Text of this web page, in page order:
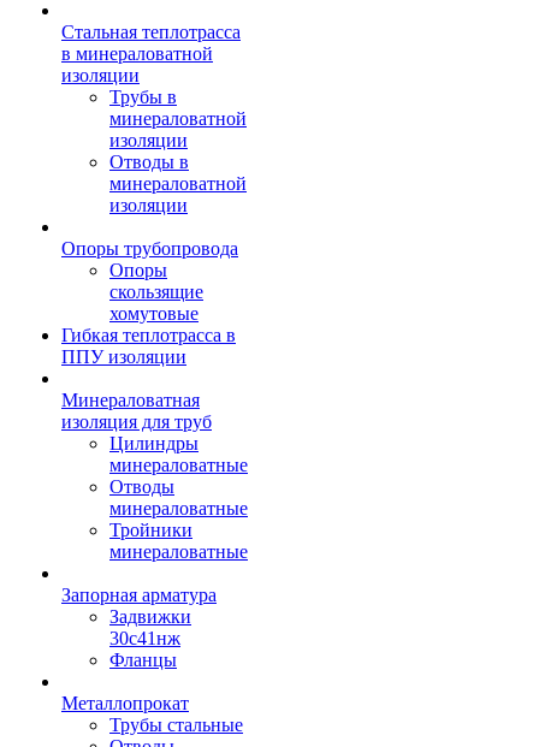
Стальная теплотрасса
в минераловатной
изоляции
Трубы в
минераловатной
изоляции
Отводы в
минераловатной
изоляции
Опоры трубопровода
Опоры
скользящие
хомутовые
Гибкая теплотрасса в
ППУ изоляции
Минераловатная
изоляция для труб
Цилиндры
минераловатные
Отводы
минераловатные
Тройники
минераловатные
Запорная арматура
Задвижки
30с41нж
Фланцы
Металлопрокат
Трубы стальные